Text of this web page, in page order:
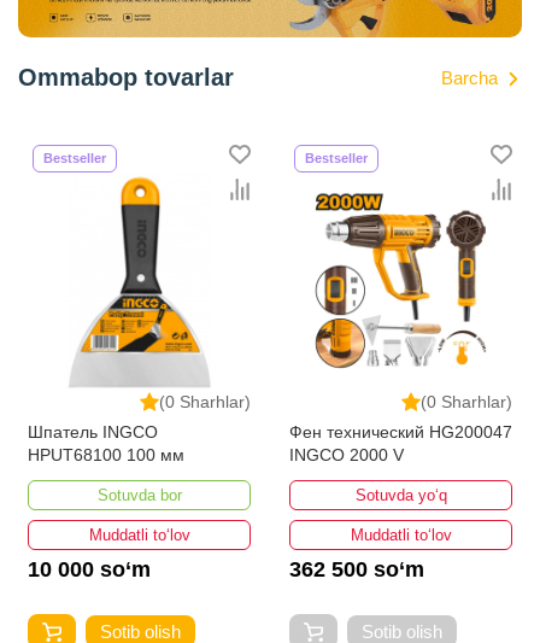
Ommabop tovarlar Barcha
(0 Sharhlar)
Bestseller
Шпатель INGCO
HPUT68100 100 мм
Sotuvda bor
Muddatli to‘lov
10 000 so‘m
Sotib olish
(0 Sharhlar)
Bestseller
Фен технический HG200047
INGCO 2000 V
Sotuvda yo‘q
Muddatli to‘lov
362 500 so‘m
Sotib olish